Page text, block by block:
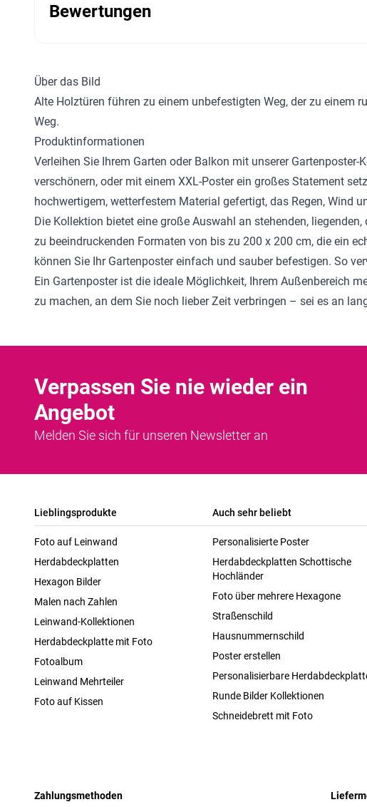
Bewertungen
Über das Bild
Alte Holztüren führen zu einem unbefestigten Weg, der zu einem
Weg.
Produktinformationen
Verleihen Sie Ihrem Garten oder Balkon mit unserer Gartenposter-
verschönern, oder mit einem XXL-Poster ein großes Statement
hochwertigem, wetterfestem Material gefertigt, das Regen, Wind
Die Kollektion bietet eine große Auswahl an stehenden,
zu beeindruckenden Formaten von bis zu 200 x 200 cm, die ein
können Sie Ihr Gartenposter einfach und sauber befestigen. So
Ein Gartenposter ist die ideale Möglichkeit, Ihrem Außenbereich
zu machen, an dem Sie noch lieber Zeit verbringen – sei es an
Verpassen Sie nie wieder ein
Angebot
Melden Sie sich für unseren Newsletter an
Lieblingsprodukte
Foto auf Leinwand
Herdabdeckplatten
Hexagon Bilder
Malen nach Zahlen
Leinwand-Kollektionen
Herdabdeckplatte mit Foto
Fotoalbum
Leinwand Mehrteiler
Foto auf Kissen
Auch sehr beliebt
Personalisierte Poster
Herdabdeckplatten Schottische
Hochländer
Foto über mehrere Hexagone
Straßenschild
Hausnummernschild
Poster erstellen
Personalisierbare
Runde Bilder Kollektionen
Schneidebrett mit Foto
Zahlungsmethoden